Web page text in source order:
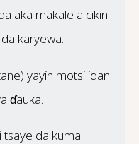
aka makale a cikin
karyewa.
yayin motsi idan
ɗauka.
tsaye da kuma